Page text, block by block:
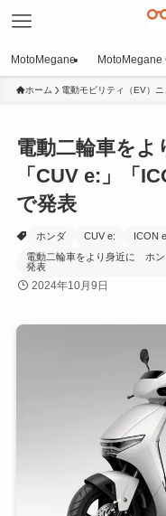
MotoMegane MotoMegane
ホーム 電動モビリティ（EV）ニ
電動二輪車を
「CUV e:」「
で発表
ホンダ CUV e:
ICON
電動二輪車をより身近に ホン
発表
2024年10月9日